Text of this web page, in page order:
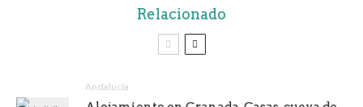
Relacionado
Andalucía